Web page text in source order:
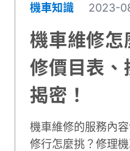
機車知識 2023-
機車維修怎
修價目表、
揭密！
機車維修的服務內
修行怎麼挑？修理